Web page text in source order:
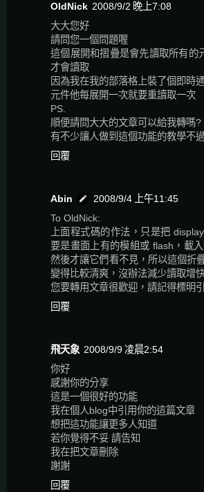
OldNick 2008/9/2 晚上7:08
大大您好
請問您一個問題喔
這個展開和摺疊是會先讀取所有的
才會讀取
因為我在我的部落格上裝了個即時
元件他每展開一次就要重讀取一次
PS.
順便請問大大的文章可以給我轉嗎?
有不少讓人做到這個功能的教學不
回覆
Abin
2008/9/4 上午11:45
To OldNick:
上面程式碼的作法，只是把
要是畫面上有的模組或 flash，載
然後才讓它們看不見，所以這個折
變得比較清爽，沒辦法減少讀取增
您要轉用文章很歡迎，請記得標明
回覆
飛天象 2008/9/9 凌晨2:54
你好
感謝你的分享
這是一個很好的功能
我在個人blog中引用你的這篇文章
想把這功能讓更多人知道
若你覺得不妥 請告知
我在把文章刪除
謝謝
回覆